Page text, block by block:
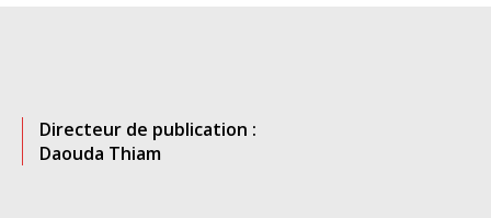
Directeur de publication :
Daouda Thiam